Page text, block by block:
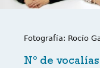
Fotografía: Rocío
Nº de vocalías